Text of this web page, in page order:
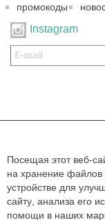
промокоды
Instagram
Подписаться
на
собственностью "3 Карата
законодательства
сторонними лицами и
копирование, печать, иное
должно сопровождаться
Мы обрабатываем
Посещая этот веб-
на хранение
устройстве для
сайту, анализа его
помощи в наших